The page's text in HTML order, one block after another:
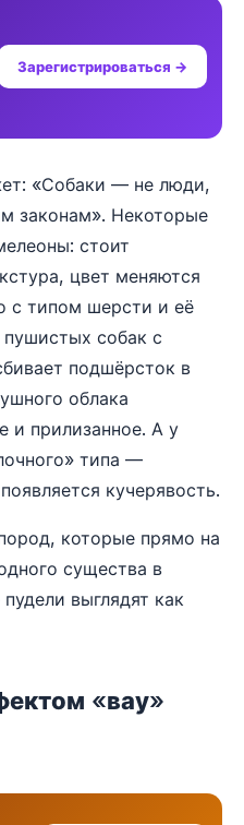
Зарегистрироваться →
«Собаки — не люди,
законам». Некоторые
стоит
цвет меняются
с типом шерсти и её
собак с
подшёрсток в
облака
и прилизанное. А у
типа —
кучерявость.
которые прямо на
существа в
выглядят как
«вау»